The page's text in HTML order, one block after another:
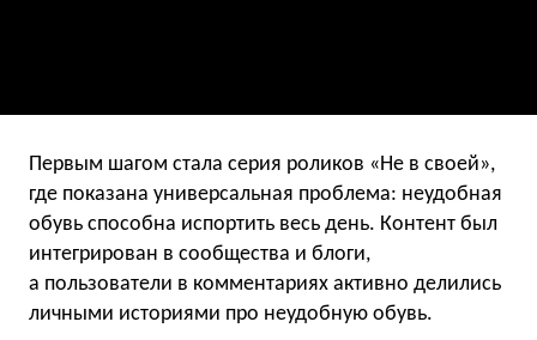
Первым шагом стала серия роликов «Не в своей»,
где показана универсальная проблема: неудобная
обувь способна испортить весь день. Контент был
интегрирован в сообщества и блоги,
а пользователи в комментариях активно делились
личными историями про неудобную обувь.